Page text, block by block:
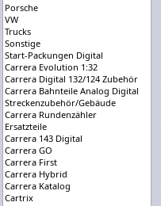
Porsche
VW
Trucks
Sonstige
Start-Packungen Digital
Carrera Evolution 1:32
Carrera Digital 132/124 Zubehör
Carrera Bahnteile Analog Digital
Streckenzubehör/Gebäude
Carrera Rundenzähler
Ersatzteile
Carrera 143 Digital
Carrera GO
Carrera First
Carrera Hybrid
Carrera Katalog
Cartrix